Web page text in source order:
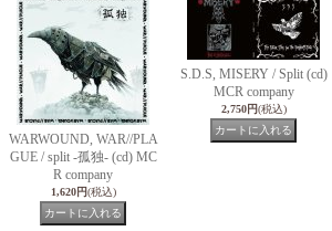
WARWOUND, WAR//PLA
GUE / split -孤独- (cd) MC
R company
1,620円(税込)
S.D.S, MISERY / Split (cd)
MCR company
2,750円(税込)